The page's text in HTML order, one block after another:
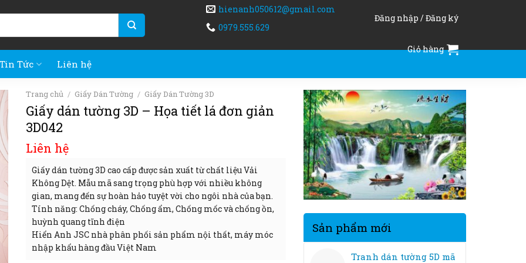
hienanh050612@gmail.com
0979.555.629
Đăng nhập / Đăng ký
Giỏ hàng
Tin Tức Liên hệ
Trang chủ / Giấy Dán Tường / Giấy Dán Tường 3D
Giấy dán tường 3D – Họa tiết lá đơn giản
3D042
Liên hệ
Giấy dán tường 3D cao cấp được sản xuất từ chất liệu Vải
Không Dệt. Mẫu mã sang trọng phù hợp với nhiều không
gian, mang đến sự hoàn hảo tuyệt vời cho ngôi nhà của bạn.
Tính năng: Chống cháy, Chống ẩm, Chống mốc và chống ồn,
huỳnh quang tĩnh điện
Hiển Anh JSC nhà phân phối sản phẩm nội thất, máy móc
nhập khẩu hàng đầu Việt Nam
Sản phẩm mới
Tranh dán tường 5D mã